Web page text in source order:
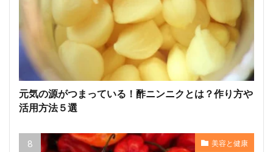
元気の源がつまっている！酢ニンニクとは？作り方や
活用方法５選
美容と健康